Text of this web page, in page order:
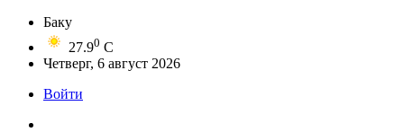
Баку
27.90 C
Четверг, 6 август 2026
Войти